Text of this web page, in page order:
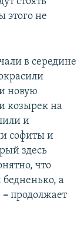
этого не
в середине
новую
козырек на
и
софиты и
здесь
что
а
– продолжает